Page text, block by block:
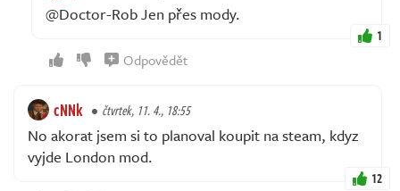
@Doctor-Rob Jen přes mody.
1
Odpovědět
cNNk čtvrtek, 11. 4., 18:55
No akorat jsem si to planoval koupit na steam, kdyz
vyjde London mod.
12